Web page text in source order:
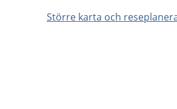
Större karta och